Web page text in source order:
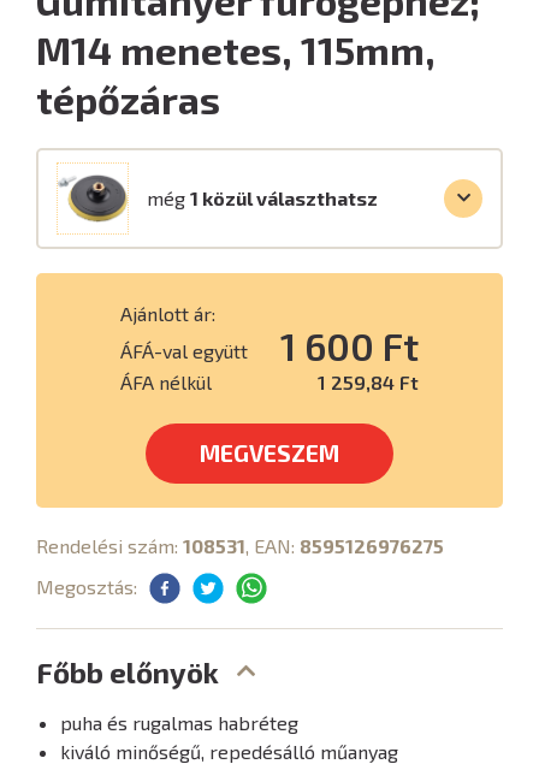
M14 menetes, 115mm,
tépőzáras
még 1 közül választhatsz
Ajánlott ár:
ÁFÁ-val együtt
1 600 Ft
ÁFA nélkül 1 259,84 Ft
MEGVESZEM
Rendelési szám: 108531 , EAN: 8595126976275
Megosztás:
Főbb előnyök
puha és rugalmas habréteg
kiváló minőségű, repedésálló műanyag